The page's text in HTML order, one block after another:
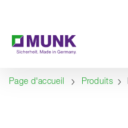
Page d'accueil Produits